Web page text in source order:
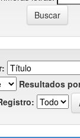
Resultados